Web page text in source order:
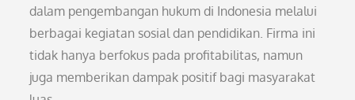
dalam pengembangan hukum di Indonesia melalui
berbagai kegiatan sosial dan pendidikan. Firma ini
tidak hanya berfokus pada profitabilitas, namun
juga memberikan dampak positif bagi masyarakat